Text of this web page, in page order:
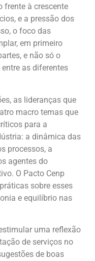
frente à crescente
e a pressão dos
o foco das
em primeiro
e não só o
as diferentes
as lideranças que
macro temas que
para a
a dinâmica das
processos, a
agentes do
O Pacto Cenp
sobre esses
e equilíbrio nas
uma reflexão
de serviços no
de boas